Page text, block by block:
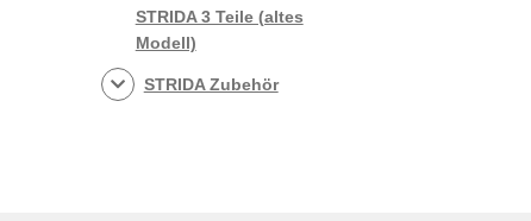
STRIDA 3 Teile (altes
Modell)
STRIDA Zubehör